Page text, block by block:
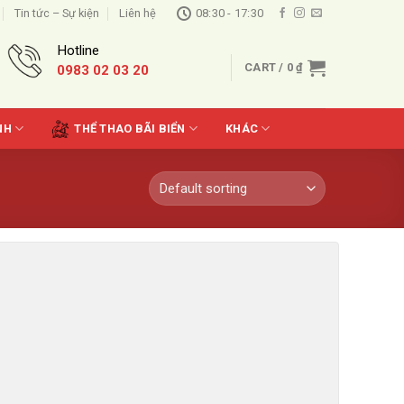
Tin tức – Sự kiện Liên hệ 08:30 - 17:30
Hotline
0983 02 03 20
CART / 0₫
THỂ THAO BÃI BIỂN KHÁC